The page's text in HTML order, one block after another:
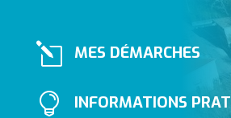
l MES DÉMARCHES
 INFORMATIONS